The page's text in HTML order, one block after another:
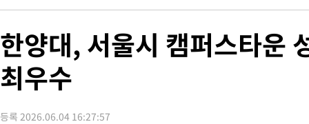
-20675초 전 >[속보]뉴욕증시 상승 마감…S&P 0.6% 나스닥 1.3%↑
한양대, 서울시 캠퍼스타
최우수
등록 2026.06.04 16:27:57